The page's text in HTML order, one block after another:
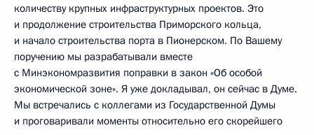
количеству крупных инфраструктурных проектов. Это
и продолжение строительства Приморского кольца,
и начало строительства порта в Пионерском. По Вашему
поручению мы разрабатывали вместе
с Минэкономразвития поправки в закон «Об особой
экономической зоне». Я уже докладывал, он сейчас в Думе.
Мы встречались с коллегами из Государственной Думы
и проговаривали моменты относительно его скорейшего